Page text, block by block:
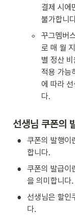
결제 시에
불가합니
◦
꾸그멤버
로 매 월
별 정산
적용 가능
에 따라
다.
선생님 쿠폰의
•
쿠폰의 발행이
합니다.
•
쿠폰의 발급이
을 의미합니다.
•
선생님은 할인
다.